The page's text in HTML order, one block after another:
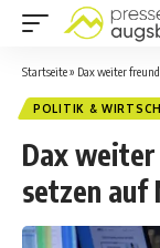
Startseite» Dax weiter
POLITIK &
Dax
setzen auf